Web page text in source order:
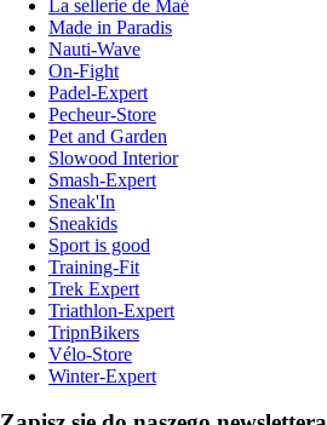
La sellerie de Maé
Made in Paradis
Nauti-Wave
On-Fight
Padel-Expert
Pecheur-Store
Pet and Garden
Slowood Interior
Smash-Expert
Sneak'In
Sneakids
Sport is good
Training-Fit
Trek Expert
Triathlon-Expert
TripnBikers
Vélo-Store
Winter-Expert